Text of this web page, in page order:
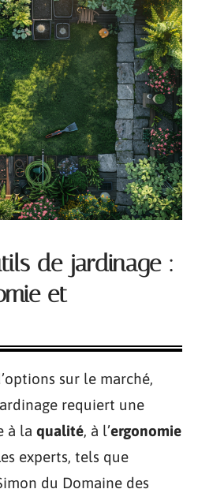
de jardinage :
et
sur le marché,
requiert une
à la qualité, à l’ergonomie
experts, tels que
du Domaine des